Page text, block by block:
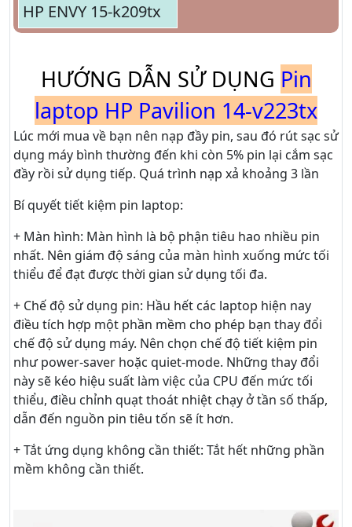
HP ENVY 15-k209tx
HƯỚNG DẪN SỬ DỤNG Pin
laptop HP Pavilion 14-v223tx
Lúc mới mua về bạn nên nạp đầy pin, sau đó rút sạc sử
dụng máy bình thường đến khi còn 5% pin lại cắm sạc
đầy rồi sử dụng tiếp. Quá trình nạp xả khoảng 3 lần
Bí quyết tiết kiệm pin laptop:
+ Màn hình: Màn hình là bộ phận tiêu hao nhiều pin
nhất. Nên giám độ sáng của màn hình xuống mức tối
thiểu để đạt được thời gian sử dụng tối đa.
+ Chế độ sử dụng pin: Hầu hết các laptop hiện nay
điều tích hợp một phần mềm cho phép bạn thay đổi
chế độ sử dụng máy. Nên chọn chế độ tiết kiệm pin
như power-saver hoặc quiet-mode. Những thay đổi
này sẽ kéo hiệu suất làm việc của CPU đến mức tối
thiểu, điều chỉnh quạt thoát nhiệt chạy ở tần số thấp,
dẫn đến nguồn pin tiêu tốn sẽ ít hơn.
+ Tắt ứng dụng không cần thiết: Tắt hết những phần
mềm không cần thiết.